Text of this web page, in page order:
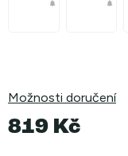
Možnosti doručení
819 Kč